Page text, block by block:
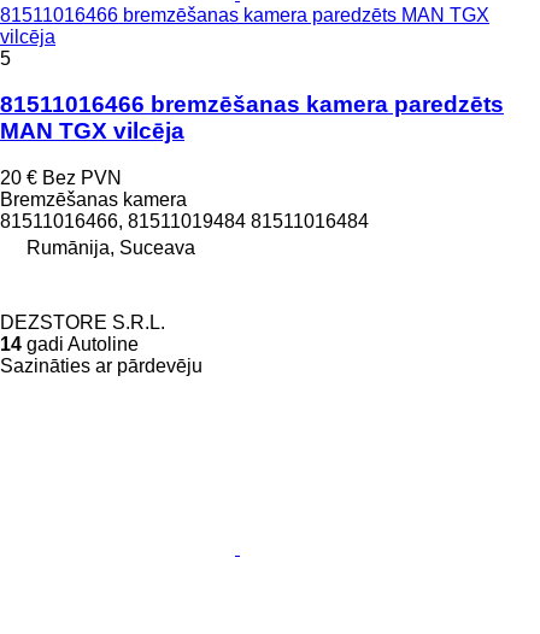
81511016466 bremzēšanas kamera paredzēts MAN TGX
vilcēja
5
81511016466 bremzēšanas kamera paredzēts
MAN TGX vilcēja
20 € Bez PVN
Bremzēšanas kamera
81511016466, 81511019484 81511016484
Rumānija, Suceava
DEZSTORE S.R.L.
14 gadi Autoline
Sazināties ar pārdevēju